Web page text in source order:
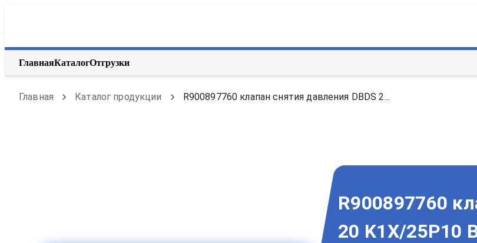
ГлавнаяКаталогОтгрузки
Главная Каталог продукции R900897760 клапан снятия давления DBDS 2...
R900897760
20 K1X/25P10